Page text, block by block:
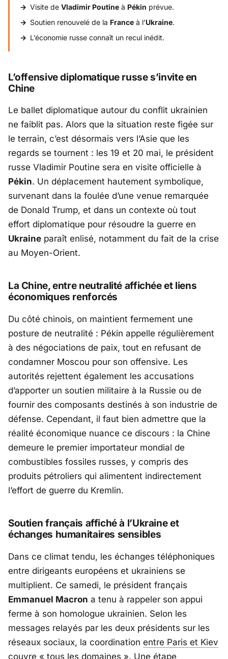
Visite de Vladimir Poutine à Pékin prévue.
Soutien renouvelé de la France à l’Ukraine.
L’économie russe connaît un recul inédit.
L’offensive diplomatique russe s’invite en
Chine
Le ballet diplomatique autour du conflit ukrainien
ne faiblit pas. Alors que la situation reste figée sur
le terrain, c’est désormais vers l’Asie que les
regards se tournent : les 19 et 20 mai, le président
russe Vladimir Poutine sera en visite officielle à
Pékin. Un déplacement hautement symbolique,
survenant dans la foulée d’une venue remarquée
de Donald Trump, et dans un contexte où tout
effort diplomatique pour résoudre la guerre en
Ukraine paraît enlisé, notamment du fait de la crise
au Moyen-Orient.
La Chine, entre neutralité affichée et liens
économiques renforcés
Du côté chinois, on maintient fermement une
posture de neutralité : Pékin appelle régulièrement
à des négociations de paix, tout en refusant de
condamner Moscou pour son offensive. Les
autorités rejettent également les accusations
d’apporter un soutien militaire à la Russie ou de
fournir des composants destinés à son industrie de
défense. Cependant, il faut bien admettre que la
réalité économique nuance ce discours : la Chine
demeure le premier importateur mondial de
combustibles fossiles russes, y compris des
produits pétroliers qui alimentent indirectement
l’effort de guerre du Kremlin.
Soutien français affiché à l’Ukraine et
échanges humanitaires sensibles
Dans ce climat tendu, les échanges téléphoniques
entre dirigeants européens et ukrainiens se
multiplient. Ce samedi, le président français
Emmanuel Macron a tenu à rappeler son appui
ferme à son homologue ukrainien. Selon les
messages relayés par les deux présidents sur les
réseaux sociaux, la coordination entre Paris et Kiev
couvre « tous les domaines ». Une étape